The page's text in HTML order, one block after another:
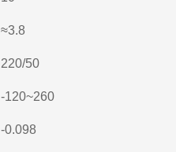
≈3.8
220/50
-120~260
-0.098